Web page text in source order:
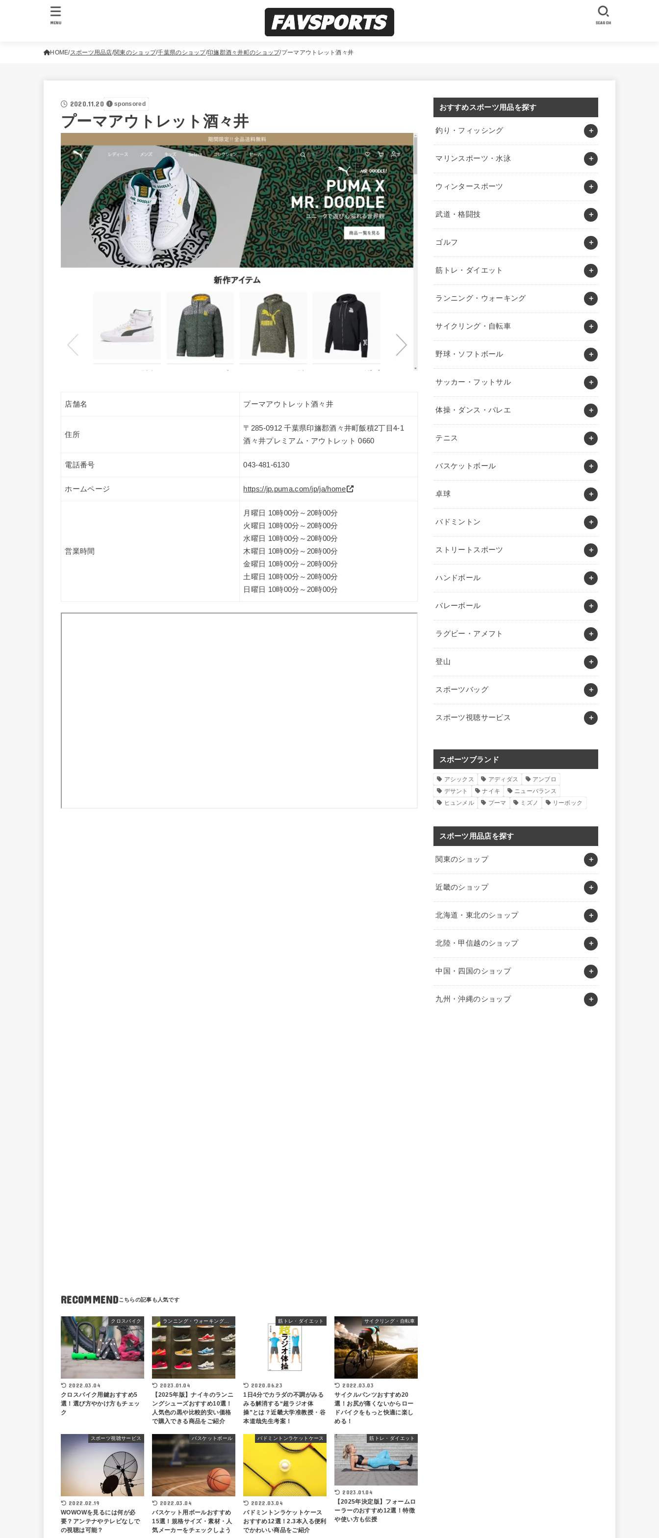
SEARCH
MENU
HOME スポーツ用品店 関東のショップ 千葉県のショップ 印旛郡酒々井町のショップ プーマアウトレット酒々井
2020.11.20 sponsored
プーマアウトレット酒々井
店舗名 プーマアウトレット酒々井
住所
〒285-0912 千葉県印旛郡酒々井町飯積2丁目4-1
酒々井プレミアム・アウトレット 0660
電話番号 043-481-6130
ホームページ https://jp.puma.com/jp/ja/home
営業時間
月曜日 10時00分～20時00分
火曜日 10時00分～20時00分
水曜日 10時00分～20時00分
木曜日 10時00分～20時00分
金曜日 10時00分～20時00分
土曜日 10時00分～20時00分
日曜日 10時00分～20時00分
RECOMMEND
クロスバイク
2022.03.04
クロスバイク用鍵おすすめ5
選！選び方やかけ方もチェッ
ク
2023.01.04
【2025年版】ナイキのランニ
ングシューズおすすめ10選！
人気色の黒や比較的安い価格
で購入できる商品をご紹介
筋トレ・ダイエット
2020.06.23
1日4分でカラダの不調がみる
みる解消する“超ラジオ体
操”とは？近畿大学准教授・谷
本道哉先生考案！
サイクリング・自転車
2022.03.03
サイクルパンツおすすめ20
選！お尻が痛くないからロー
ドバイクをもっと快適に楽し
める！
スポーツ視聴サービス
2022.02.19
WOWOWを見るには何が必
要？アンテナやテレビなしで
の視聴は可能？
バスケットボール
2022.03.04
バスケット用ボールおすすめ
15選！規格サイズ・素材・人
気メーカーをチェックしよう
バドミントンラケットケース
2022.03.04
バドミントンラケットケース
おすすめ12選！2.3本入る便利
でかわいい商品をご紹介
筋トレ・ダイエット
2023.01.04
【2025年決定版】フォームロ
ーラーのおすすめ12選！特徴
や使い方も伝授
おすすめスポーツ用品を探す
釣り・フィッシング
マリンスポーツ・水泳
ウィンタースポーツ
武道・格闘技
ゴルフ
筋トレ・ダイエット
ランニング・ウォーキング
サイクリング・自転車
野球・ソフトボール
サッカー・フットサル
体操・ダンス・バレエ
テニス
バスケットボール
卓球
バドミントン
ストリートスポーツ
ハンドボール
バレーボール
ラグビー・アメフト
登山
スポーツバッグ
スポーツ視聴サービス
スポーツブランド
アシックス アディダス
アンブロ
デサント
ナイキ
ニューバランス
ヒュンメル
プーマ ミズノ リーボック
スポーツ用品店を探す
関東のショップ
近畿のショップ
北海道・東北のショップ
北陸・甲信越のショップ
中国・四国のショップ
九州・沖縄のショップ